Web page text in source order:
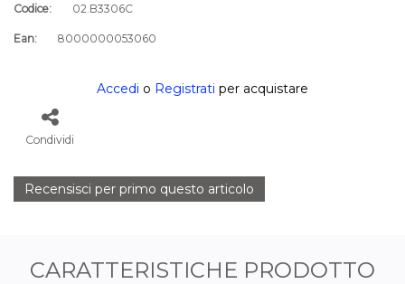
Codice: 02.B3306C
Ean: 8000000053060
Accedi o Registrati per acquistare
Condividi
Recensisci per primo questo articolo
CARATTERISTICHE PRODOTTO